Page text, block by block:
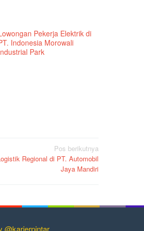
Pekerja Elektrik di
Indonesia Morowali
Park
Pos berikutnya
Regional di PT. Automobil
Jaya Mandiri